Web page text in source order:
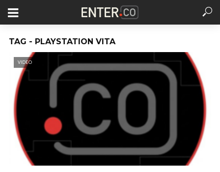
TAG - PLAYSTATION VITA
VIDEO